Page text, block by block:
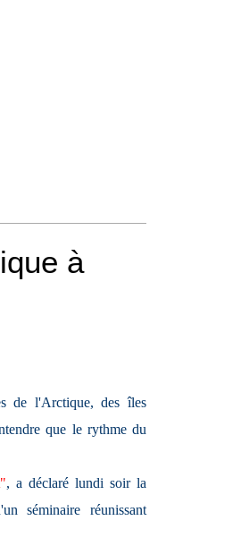
à
de l'Arctique, des îles
que le rythme du
, a déclaré lundi soir la
séminaire réunissant